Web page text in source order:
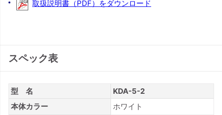
取扱説明書（PDF）をダウンロード
スペック表
型 名
KDA-5-2
本体カラー
ホワイト